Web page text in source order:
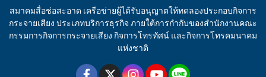
สมาคมสื่อช่อสะอาด เครือข่ายผู้ได้รับอนุญาตให้ทดลองประกอบกิจการ
กระจายเสียง ประเภทบริการธุรกิจ ภายใต้การกำกับของสำนักงานคณะ
กรรมการกิจการกระจายเสียง กิจการโทรทัศน์ และกิจการโทรคมนาคม
แห่งชาติ